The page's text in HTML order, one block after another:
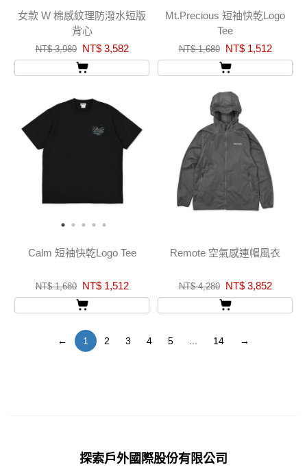
女款 W 棉感紋理防潑水短版
背心
NT$ 3,980 NT$ 3,582
Mt.Precious 短袖快乾Logo
Tee
NT$ 1,680 NT$ 1,512
Calm 短袖快乾Logo Tee
NT$ 1,680 NT$ 1,512
Remote 空氣感連帽風衣
NT$ 4,280 NT$ 3,852
← 1 2 3 4 5 ... 14 →
探索戶外國際股份有限公司